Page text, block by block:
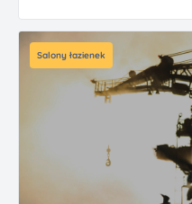
Salony łazienek